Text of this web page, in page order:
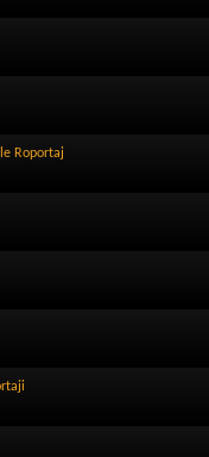
Roportaj